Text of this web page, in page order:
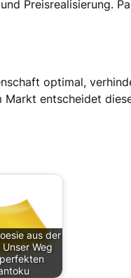
Preisrealisierung.
optimal,
Markt entscheidet
aus der
Unser Weg